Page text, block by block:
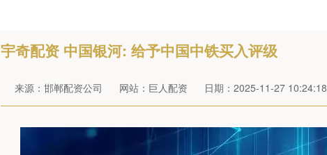
宇奇配资 中国银河: 给予中国中铁买入评级
来源：邯郸配资公司 网站：巨人配资 日期：2025-11-27 10:24:18